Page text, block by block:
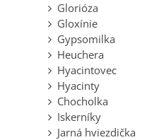
Glorióza
Gloxínie
Gypsomilka
Heuchera
Hyacintovec
Hyacinty
Chocholka
Iskerníky
Jarná hviezdička